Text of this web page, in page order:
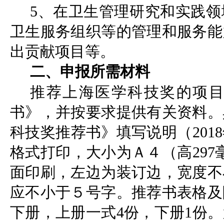
5、在卫生管理研究和实践
卫生服务组织等的管理和服务
出贡献项目等。
二、申报所需材料
推荐上海医学科技奖的项
书》，并按要求提供有关资料
科技奖推荐书》填写说明（
格式打印，大小为Ａ４（高297
面印刷，左边为装订边，宽度
应不小于５号字。推荐书表格
下册，上册一式4份，下册1份